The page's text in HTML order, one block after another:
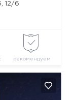
12/6
рекомендуем